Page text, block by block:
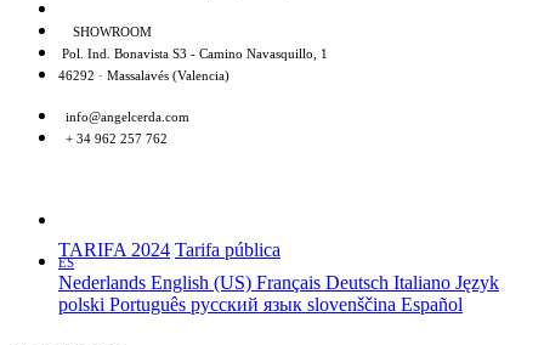
SHOWROOM
Pol. Ind. Bonavista S3 - Camino Navasquillo, 1
46292 · Massalavés (Valencia)
info@angelcerda.com
+ 34 962 257 762
TARIFA 2024 Tarifa pública
ES
Nederlands English (US) Français Deutsch Italiano Język
polski Português русский язык slovenščina Español